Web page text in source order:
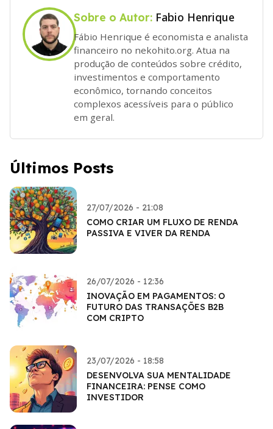
Sobre o Autor: Fabio Henrique
Fábio Henrique é economista e analista
financeiro no nekohito.org. Atua na
produção de conteúdos sobre crédito,
investimentos e comportamento
econômico, tornando conceitos
complexos acessíveis para o público
em geral.
Últimos Posts
27/07/2026 - 21:08
COMO CRIAR UM FLUXO DE RENDA
PASSIVA E VIVER DA RENDA
26/07/2026 - 12:36
INOVAÇÃO EM PAGAMENTOS: O
FUTURO DAS TRANSAÇÕES B2B
COM CRIPTO
23/07/2026 - 18:58
DESENVOLVA SUA MENTALIDADE
FINANCEIRA: PENSE COMO
INVESTIDOR